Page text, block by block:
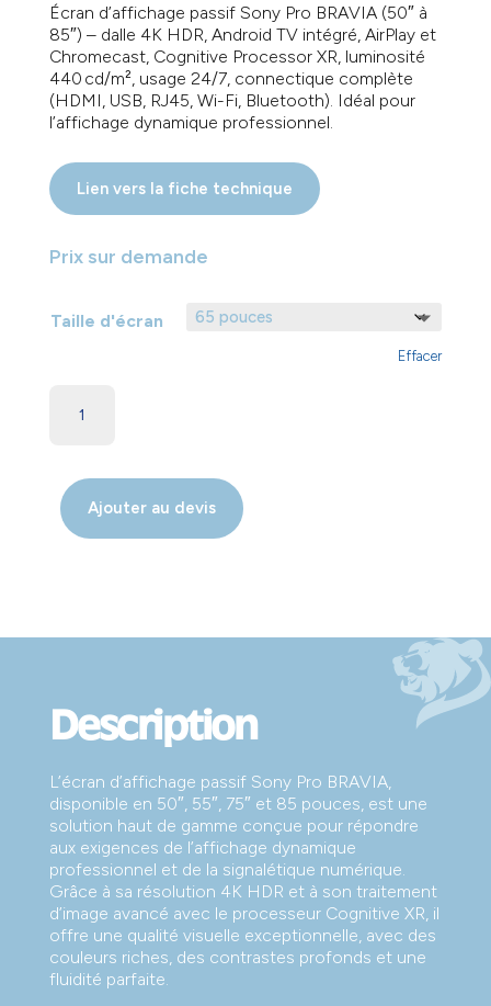
Écran d’affichage passif Sony Pro BRAVIA (50″ à
85″) – dalle 4K HDR, Android TV intégré, AirPlay et
Chromecast, Cognitive Processor XR, luminosité
440 cd/m², usage 24/7, connectique complète
(HDMI, USB, RJ45, Wi-Fi, Bluetooth). Idéal pour
l’affichage dynamique professionnel.
Lien vers la fiche technique
Prix sur demande
Taille d'écran
Effacer
Ajouter au devis
Description
L’écran d’affichage passif Sony Pro BRAVIA,
disponible en 50″, 55″, 75″ et 85 pouces, est une
solution haut de gamme conçue pour répondre
aux exigences de l’affichage dynamique
professionnel et de la signalétique numérique.
Grâce à sa résolution 4K HDR et à son traitement
d’image avancé avec le processeur Cognitive XR, il
offre une qualité visuelle exceptionnelle, avec des
couleurs riches, des contrastes profonds et une
fluidité parfaite.